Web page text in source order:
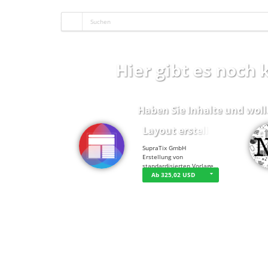
Hier gibt es
Haben Sie Inhalte und
Layout erstellen
SupraTix GmbH
Erstellung von
standardisierten Vorlage…
Ab 325,02 USD